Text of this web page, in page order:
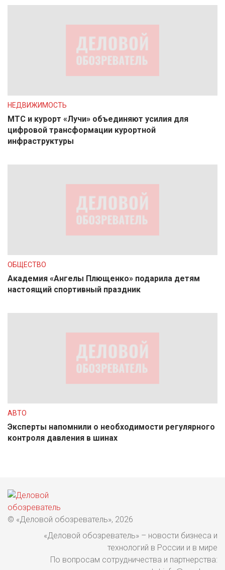
НЕДВИЖИМОСТЬ
МТС и курорт «Лучи» объединяют усилия для
цифровой трансформации курортной
инфраструктуры
ОБЩЕСТВО
Академия «Ангелы Плющенко» подарила детям
настоящий спортивный праздник
АВТО
Эксперты напомнили о необходимости регулярного
контроля давления в шинах
© «Деловой обозреватель», 2026
«Деловой обозреватель» – новости бизнеса и
технологий в России и в мире
По вопросам сотрудничества и партнерства: